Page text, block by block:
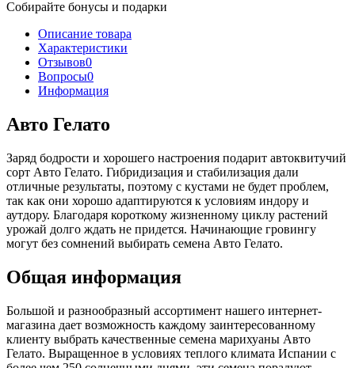
Собирайте бонусы и подарки
Описание товара
Характеристики
Отзывов0
Вопросы0
Информация
Авто Гелато
Заряд бодрости и хорошего настроения подарит автоквитучий
сорт Авто Гелато. Гибридизация и стабилизация дали
отличные результаты, поэтому с кустами не будет проблем,
так как они хорошо адаптируются к условиям индору и
аутдору. Благодаря короткому жизненному циклу растений
урожай долго ждать не придется. Начинающие гровингу
могут без сомнений выбирать семена Авто Гелато.
Общая информация
Большой и разнообразный ассортимент нашего интернет-
магазина дает возможность каждому заинтересованному
клиенту выбрать качественные семена марихуаны Авто
Гелато. Выращенное в условиях теплого климата Испании с